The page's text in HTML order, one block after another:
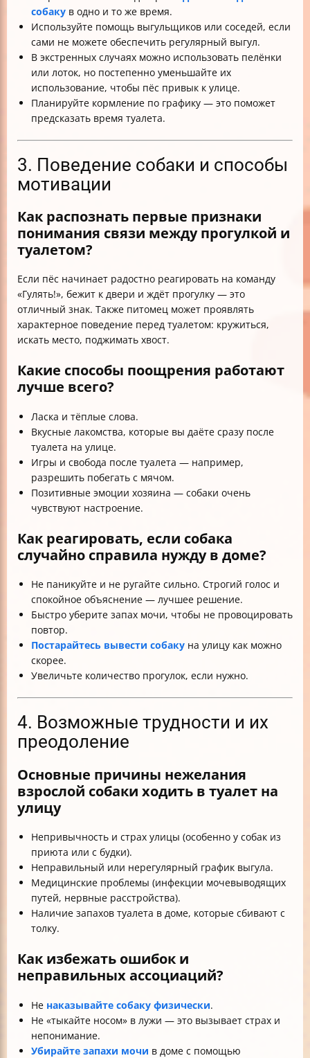
собаку в одно и то же время.
Используйте помощь выгульщиков или соседей, если
сами не можете обеспечить регулярный выгул.
В экстренных случаях можно использовать пелёнки
или лоток, но постепенно уменьшайте их
использование, чтобы пёс привык к улице.
Планируйте кормление по графику — это поможет
предсказать время туалета.
3. Поведение собаки и способы
мотивации
Как распознать первые признаки
понимания связи между прогулкой и
туалетом?
Если пёс начинает радостно реагировать на команду
«Гулять!», бежит к двери и ждёт прогулку — это
отличный знак. Также питомец может проявлять
характерное поведение перед туалетом: кружиться,
искать место, поджимать хвост.
Какие способы поощрения работают
лучше всего?
Ласка и тёплые слова.
Вкусные лакомства, которые вы даёте сразу после
туалета на улице.
Игры и свобода после туалета — например,
разрешить побегать с мячом.
Позитивные эмоции хозяина — собаки очень
чувствуют настроение.
Как реагировать, если собака
случайно справила нужду в доме?
Не паникуйте и не ругайте сильно. Строгий голос и
спокойное объяснение — лучшее решение.
Быстро уберите запах мочи, чтобы не провоцировать
повтор.
Постарайтесь вывести собаку на улицу как можно
скорее.
Увеличьте количество прогулок, если нужно.
4. Возможные трудности и их
преодоление
Основные причины нежелания
взрослой собаки ходить в туалет на
улицу
Непривычность и страх улицы (особенно у собак из
приюта или с будки).
Неправильный или нерегулярный график выгула.
Медицинские проблемы (инфекции мочевыводящих
путей, нервные расстройства).
Наличие запахов туалета в доме, которые сбивают с
толку.
Как избежать ошибок и
неправильных ассоциаций?
Не наказывайте собаку физически.
Не «тыкайте носом» в лужи — это вызывает страх и
непонимание.
Убирайте запахи мочи в доме с помощью